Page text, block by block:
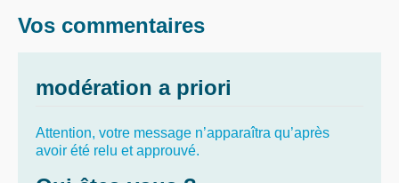
Vos commentaires
modération a priori
Attention, votre message n’apparaîtra qu’après
avoir été relu et approuvé.